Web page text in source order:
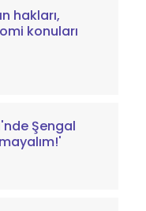
hakları,
konuları
Şengal